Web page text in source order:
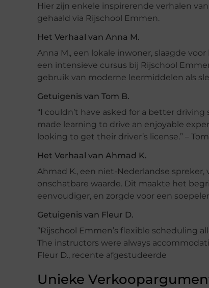
Hier zijn enkele inspirerende verhalen
gehaald via Rijschool Emmen.
Het Verhaal van Anna M.
Anna M., een lokale inwoner, slaagde
een intensieve cursus bij Rijschool
gebruik van moderne leermiddelen als
Getuigenis van Tom B.
“I couldn’t have asked for a better
made learning to drive an enjoyable
looking to get their driver’s license.” –
Het Verhaal van Ahmad K.
Ahmad K., een niet-Nederlandse
onschatbare waarde. Dit maakte het
eenvoudiger, en zorgde voor een
Getuigenis van Fleur D.
“Rijschool Emmen’s flexible scheduling
The instructors were always
Fleur D., recente afgestudeerde
Unieke